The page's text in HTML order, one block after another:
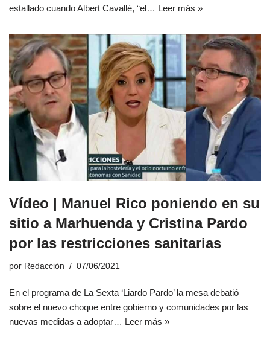
estallado cuando Albert Cavallé, “el… Leer más »
Vídeo | Manuel Rico poniendo en su
sitio a Marhuenda y Cristina Pardo
por las restricciones sanitarias
por Redacción 07/06/2021
En el programa de La Sexta ‘Liardo Pardo’ la mesa debatió
sobre el nuevo choque entre gobierno y comunidades por las
nuevas medidas a adoptar… Leer más »